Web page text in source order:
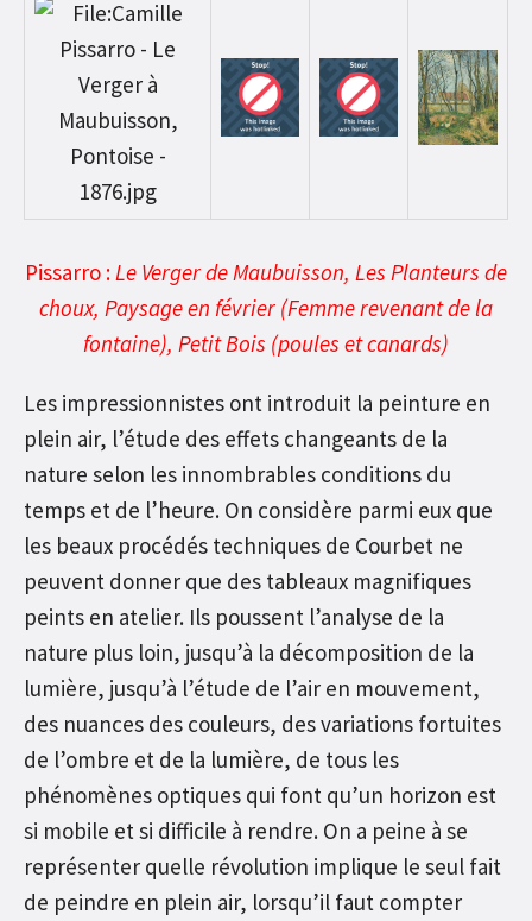
Pissarro : Le Verger de Maubuisson, Les Planteurs de
choux, Paysage en février (Femme revenant de la
fontaine), Petit Bois (poules et canards)
Les impressionnistes ont introduit la peinture en
plein air, l’étude des effets changeants de la
nature selon les innombrables conditions du
temps et de l’heure. On considère parmi eux que
les beaux procédés techniques de Courbet ne
peuvent donner que des tableaux magnifiques
peints en atelier. Ils poussent l’analyse de la
nature plus loin, jusqu’à la décomposition de la
lumière, jusqu’à l’étude de l’air en mouvement,
des nuances des couleurs, des variations fortuites
de l’ombre et de la lumière, de tous les
phénomènes optiques qui font qu’un horizon est
si mobile et si difficile à rendre. On a peine à se
représenter quelle révolution implique le seul fait
de peindre en plein air, lorsqu’il faut compter